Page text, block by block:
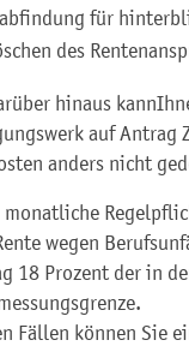
für
des
hinaus kann
auf Antrag
anders nicht
monatliche
wegen
18 Prozent der in
Fällen können Sie